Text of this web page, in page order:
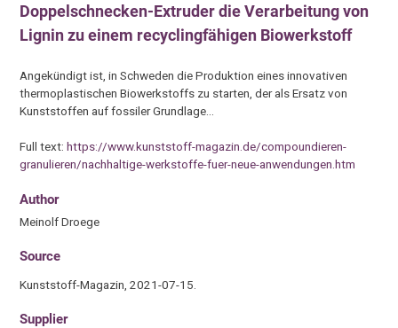
Doppelschnecken-Extruder die Verarbeitung von
Lignin zu einem recyclingfähigen Biowerkstoff
Angekündigt ist, in Schweden die Produktion eines innovativen
thermoplastischen Biowerkstoffs zu starten, der als Ersatz von
Kunststoffen auf fossiler Grundlage…
Full text:https://www.kunststoff-magazin.de/compoundieren-
granulieren/nachhaltige-werkstoffe-fuer-neue-anwendungen.htm
Author
Meinolf Droege
Source
Kunststoff-Magazin, 2021-07-15.
Supplier